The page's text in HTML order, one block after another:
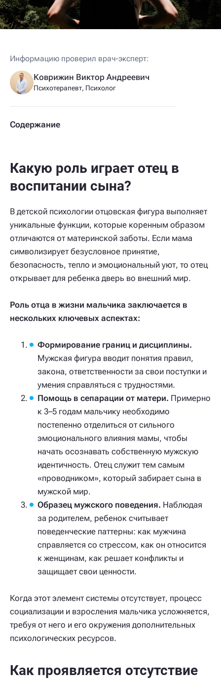
Информацию проверил врач-эксперт:
Коврижин Виктор Андреевич
Психотерапевт, Психолог
Содержание
Какую роль играет отец в
воспитании сына?
В детской психологии отцовская фигура выполняет
уникальные функции, которые коренным образом
отличаются от материнской заботы. Если мама
символизирует безусловное принятие,
безопасность, тепло и эмоциональный уют, то отец
открывает для ребенка дверь во внешний мир.
Роль отца в жизни мальчика заключается в
нескольких ключевых аспектах:
Формирование границ и дисциплины.
Мужская фигура вводит понятия правил,
закона, ответственности за свои поступки и
умения справляться с трудностями.
Помощь в сепарации от матери. Примерно
к 3–5 годам мальчику необходимо
постепенно отделиться от сильного
эмоционального влияния мамы, чтобы
начать осознавать собственную мужскую
идентичность. Отец служит тем самым
«проводником», который забирает сына в
мужской мир.
Образец мужского поведения. Наблюдая
за родителем, ребенок считывает
поведенческие паттерны: как мужчина
справляется со стрессом, как он относится
к женщинам, как решает конфликты и
защищает свои ценности.
Когда этот элемент системы отсутствует, процесс
социализации и взросления мальчика усложняется,
требуя от него и его окружения дополнительных
психологических ресурсов.
Как проявляется отсутствие